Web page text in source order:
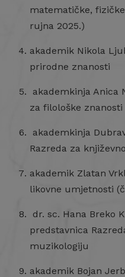
matematičke,
rujna 2025.)
akademik Nikola
prirodne znanosti
akademkinja Anica
za filološke znanosti
akademkinja
Razreda za
akademik Zlatan
likovne umjetnosti
dr. sc. Hana Breko
predstavnica
muzikologiju
akademik Bojan